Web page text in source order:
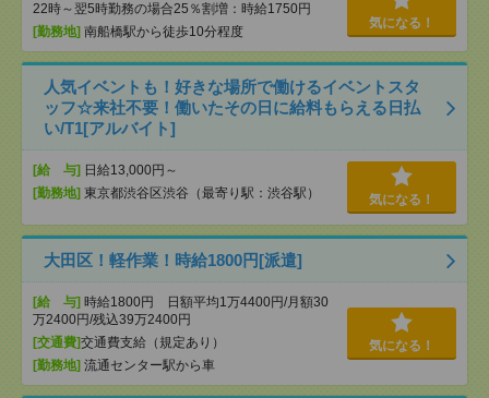
22時～翌5時勤務の場合25％割増：時給1750円
[勤務地] 南船橋駅から徒歩10分程度
気になる！
人気イベントも！好きな場所で働けるイベントスタ
ッフ☆来社不要！働いたその日に給料もらえる日払
い/T1[アルバイト]
[給 与] 日給13,000円～
[勤務地] 東京都渋谷区渋谷（最寄り駅：渋谷駅） 気になる！
大田区！軽作業！時給1800円[派遣]
[給 与] 時給1800円 日額平均1万4400円/月額30
万2400円/残込39万2400円
[交通費]交通費支給（規定あり）
[勤務地] 流通センター駅から車
気になる！